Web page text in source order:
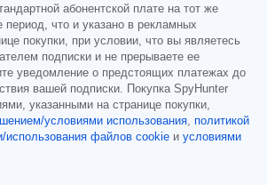
абонентской плате на тот же
период, что и указано в рекламных
покупки, при условии, что вы являетесь
подписки и не прерываете ее
уведомление о предстоящих платежах до
вашей подписки. Покупка SpyHunter
указанными на странице покупки,
условиями использования, политикой
использования файлов cookie и условиями